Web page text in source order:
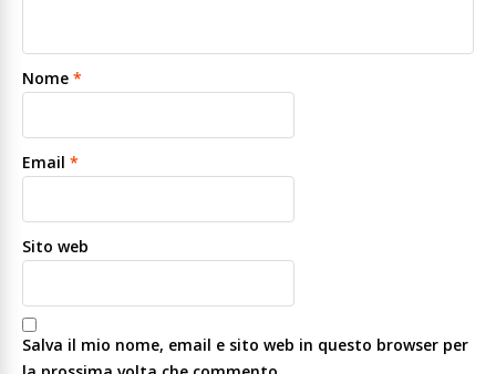
Nome *
Email *
Sito web
Salva il mio nome, email e sito web in questo browser per